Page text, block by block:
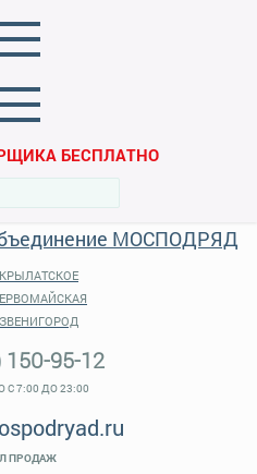
БЕСПЛАТНО
КРЫЛАТСКОЕ
ЗВЕНИГОРОД
150-95-12
С 7:00 ДО 23:00
ПРОДАЖ